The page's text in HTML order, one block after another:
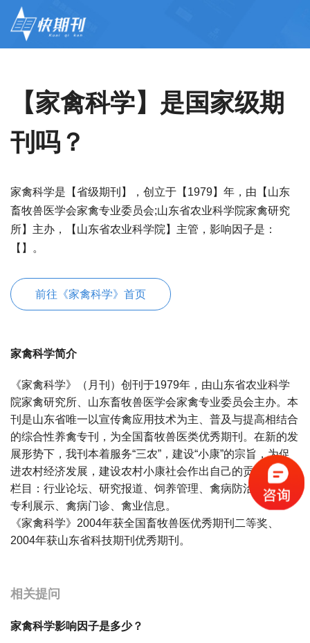
【家禽科学】是国家级期
刊吗？
家禽科学是【省级期刊】，创立于【1979】年，由【山东
畜牧兽医学会家禽专业委员会;山东省农业科学院家禽研究
所】主办，【山东省农业科学院】主管，影响因子是：
【】。
前往《家禽科学》首页
家禽科学简介
《家禽科学》（月刊）创刊于1979年，由山东省农业科学
院家禽研究所、山东畜牧兽医学会家禽专业委员会主办。本
刊是山东省唯一以宣传禽应用技术为主、普及与提高相结合
的综合性养禽专刊，为全国畜牧兽医类优秀期刊。在新的发
展形势下，我刊本着服务“三农”，建设“小康”的宗旨，为促
进农村经济发展，建设农村小康社会作出自己的贡献。主要
栏目：行业论坛、研究报道、饲养管理、禽病防治、综述、
专利展示、禽病门诊、禽业信息。
《家禽科学》2004年获全国畜牧兽医优秀期刊二等奖、
2004年获山东省科技期刊优秀期刊。
相关提问
家禽科学影响因子是多少？